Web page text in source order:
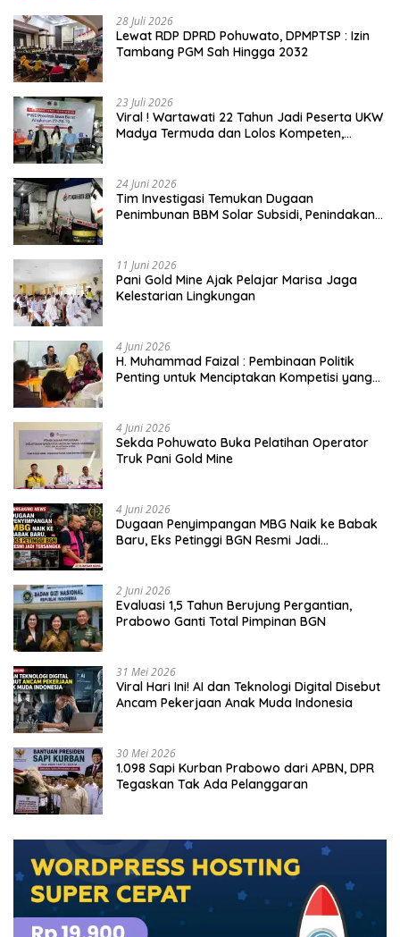
28 Juli 2026
Lewat RDP DPRD Pohuwato, DPMPTSP : Izin
Tambang PGM Sah Hingga 2032
23 Juli 2026
Viral ! Wartawati 22 Tahun Jadi Peserta UKW
Madya Termuda dan Lolos Kompeten,
24 Juni 2026
Tim Investigasi Temukan Dugaan
Penimbunan BBM Solar Subsidi, Penindakan
11 Juni 2026
Pani Gold Mine Ajak Pelajar Marisa Jaga
Kelestarian Lingkungan
4 Juni 2026
H. Muhammad Faizal : Pembinaan Politik
Penting untuk Menciptakan Kompetisi yang
4 Juni 2026
Sekda Pohuwato Buka Pelatihan Operator
Truk Pani Gold Mine
4 Juni 2026
Dugaan Penyimpangan MBG Naik ke Babak
Baru, Eks Petinggi BGN Resmi Jadi
2 Juni 2026
Evaluasi 1,5 Tahun Berujung Pergantian,
Prabowo Ganti Total Pimpinan BGN
31 Mei 2026
Viral Hari Ini! AI dan Teknologi Digital Disebut
Ancam Pekerjaan Anak Muda Indonesia
30 Mei 2026
1.098 Sapi Kurban Prabowo dari APBN, DPR
Tegaskan Tak Ada Pelanggaran